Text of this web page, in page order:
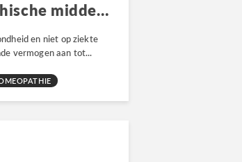
Voordelen van natuurlijke, homeopathische middelen
en niet op ziekte
vermogen aan tot...